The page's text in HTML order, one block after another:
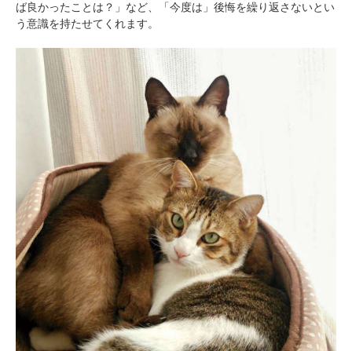
ば良かったことは？」など、「今度は」後悔を繰り返さないとい
う意識を持たせてくれます。
閉じる
PECOアプリをダウンロード済みの方
アプリで開く